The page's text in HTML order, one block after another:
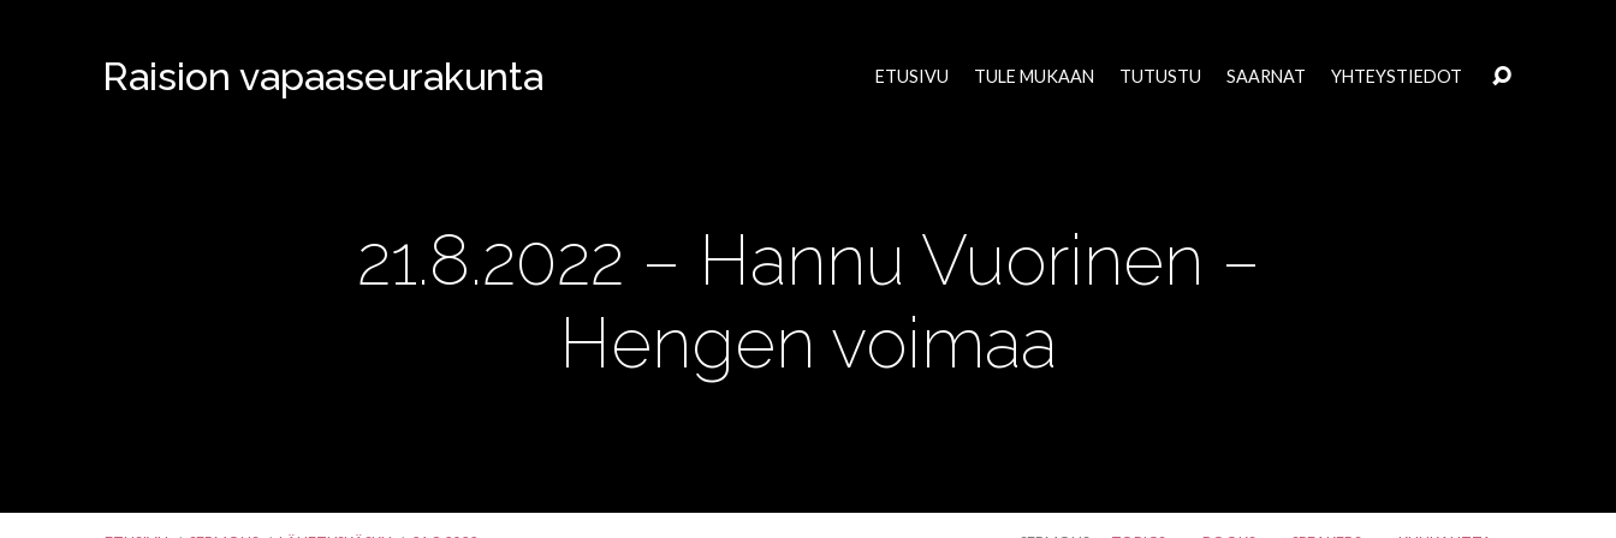
Raision vapaaseurakunta ETUSIVU TULE MUKAAN TUTUSTU SAARNAT YHTEYSTIEDOT
21.8.2022 – Hannu Vuorinen –
Hengen voimaa